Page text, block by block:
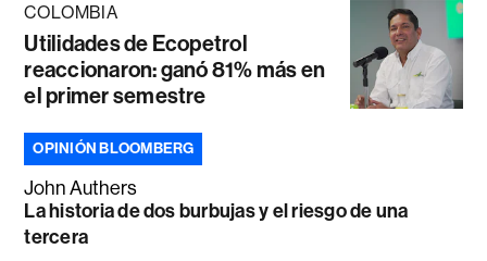
COLOMBIA
Utilidades de Ecopetrol
reaccionaron: ganó 81% más en
el primer semestre
OPINIÓN BLOOMBERG
John Authers
La historia de dos burbujas y el riesgo de una
tercera